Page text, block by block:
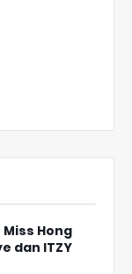
Hong
dan ITZY